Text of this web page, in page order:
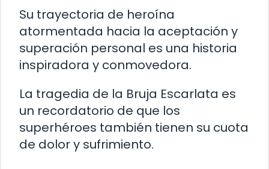
Su trayectoria de heroína
atormentada hacia la aceptación y
superación personal es una historia
inspiradora y conmovedora.
La tragedia de la Bruja Escarlata es
un recordatorio de que los
superhéroes también tienen su cuota
de dolor y sufrimiento.